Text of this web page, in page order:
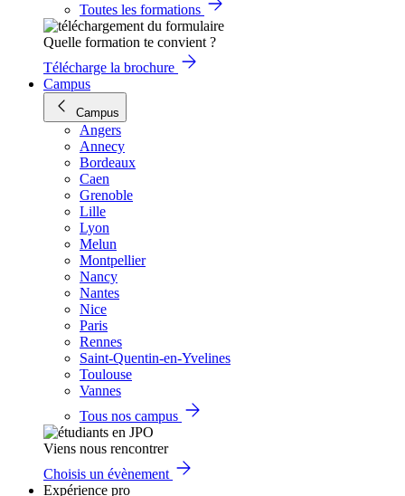
Toutes les formations
Quelle formation te convient ?
Télécharge la brochure
Campus
Campus
Angers
Annecy
Bordeaux
Caen
Grenoble
Lille
Lyon
Melun
Montpellier
Nancy
Nantes
Nice
Paris
Rennes
Saint-Quentin-en-Yvelines
Toulouse
Vannes
Tous nos campus
Viens nous rencontrer
Choisis un évènement
Expérience pro